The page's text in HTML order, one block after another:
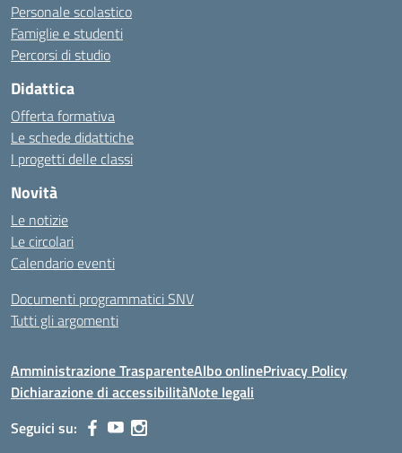
Personale scolastico
Famiglie e studenti
Percorsi di studio
Didattica
Offerta formativa
Le schede didattiche
I progetti delle classi
Novità
Le notizie
Le circolari
Calendario eventi
Documenti programmatici SNV
Tutti gli argomenti
Amministrazione TrasparenteAlbo onlinePrivacy Policy
Dichiarazione di accessibilitàNote legali
Seguici su: